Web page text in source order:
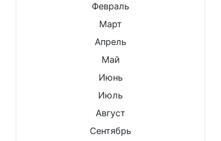
Февраль
Март
Апрель
Май
Июнь
Июль
Август
Сентябрь